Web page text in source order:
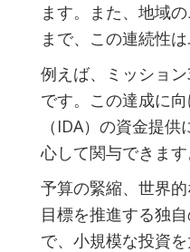
ます。また、地域
まで、この連続性
例えば、ミッショ
です。この達成に
（IDA）の資金提
心して関与できます
予算の緊縮、世界
目標を推進する独
で、小規模な投資